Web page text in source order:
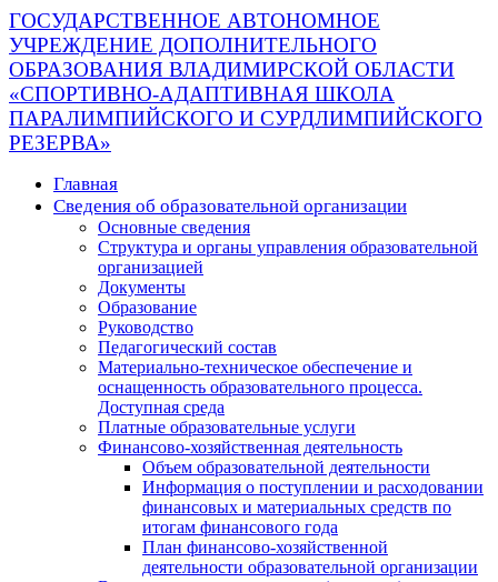
ГОСУДАРСТВЕННОЕ АВТОНОМНОЕ
УЧРЕЖДЕНИЕ ДОПОЛНИТЕЛЬНОГО
ОБРАЗОВАНИЯ ВЛАДИМИРСКОЙ ОБЛАСТИ
«СПОРТИВНО-АДАПТИВНАЯ ШКОЛА
ПАРАЛИМПИЙСКОГО И СУРДЛИМПИЙСКОГО
РЕЗЕРВА»
Главная
Сведения об образовательной организации
Основные сведения
Структура и органы управления образовательной
организацией
Документы
Образование
Руководство
Педагогический состав
Материально-техническое обеспечение и
оснащенность образовательного процесса.
Доступная среда
Платные образовательные услуги
Финансово-хозяйственная деятельность
Объем образовательной деятельности
Информация о поступлении и расходовании
финансовых и материальных средств по
итогам финансового года
План финансово-хозяйственной
деятельности образовательной организации